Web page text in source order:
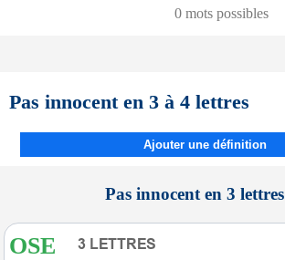
0 mots possibles
Pas innocent en 3 à 4 lettres
Ajouter une définition
Pas innocent en 3 lettres
OSE